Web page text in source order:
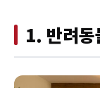
1. 반려동